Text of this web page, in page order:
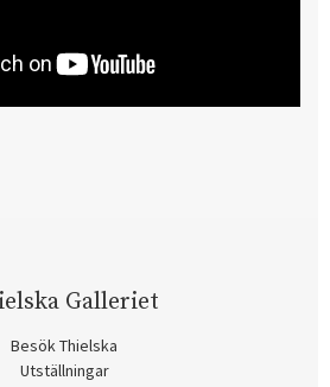
Galleriet
Besök Thielska
Utställningar